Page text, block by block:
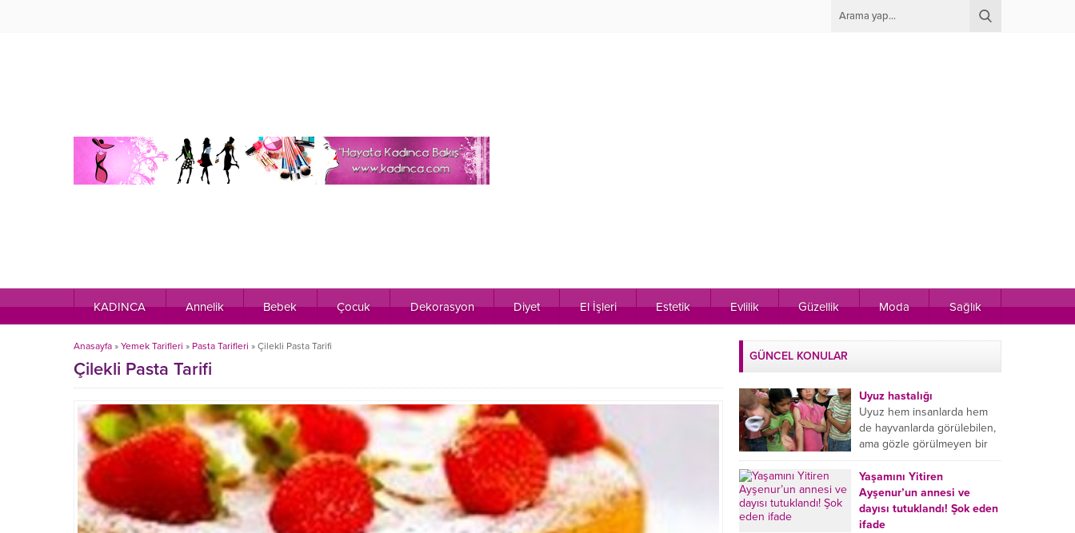
KADINCA Annelik Bebek Çocuk Dekorasyon Diyet El İşleri Estetik Evlilik Güzellik Moda Sağlık
Anasayfa » Yemek Tarifleri » Pasta Tarifleri » Çilekli Pasta Tarifi
Çilekli Pasta Tarifi
GÜNCEL KONULAR
Uyuz hastalığı
Uyuz hem insanlarda hem
de hayvanlarda görülebilen,
ama gözle görülmeyen bir
tür mikroplu böcek
hastalığıdır. Uyuz hastalığı
(Urticaria), deride veya...
Yaşamını Yitiren
Ayşenur’un annesi ve
dayısı tutuklandı! Şok eden
ifade